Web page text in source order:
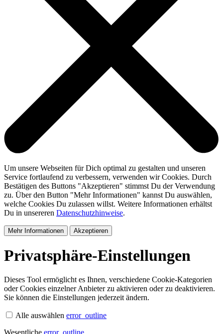
Um unsere Webseiten für Dich optimal zu gestalten und unseren
Service fortlaufend zu verbessern, verwenden wir Cookies. Durch
Bestätigen des Buttons "Akzeptieren" stimmst Du der Verwendung
zu. Über den Button "Mehr Informationen" kannst Du auswählen,
welche Cookies Du zulassen willst. Weitere Informationen erhältst
Du in unsereren Datenschutzhinweise.
Mehr Informationen Akzeptieren
Privatsphäre-Einstellungen
Dieses Tool ermöglicht es Ihnen, verschiedene Cookie-Kategorien
oder Cookies einzelner Anbieter zu aktivieren oder zu deaktivieren.
Sie können die Einstellungen jederzeit ändern.
Alle auswählen error_outline